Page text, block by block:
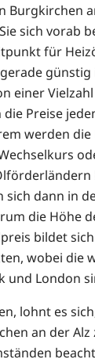
Burgkirchen
sich vorab
für
günstig
einer
Preise
werden die
sich dann in
die Höhe
bildet
wobei die
und London
lohnt es
an der Alz